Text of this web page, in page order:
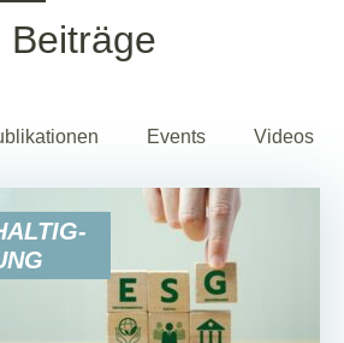
Beiträge
Events Videos